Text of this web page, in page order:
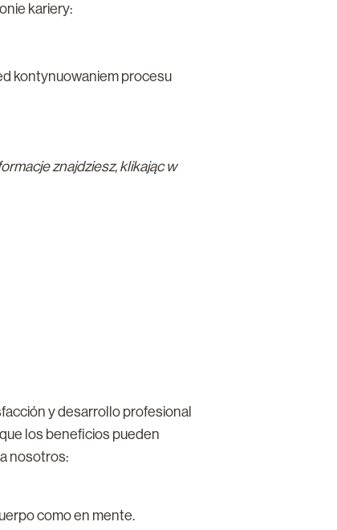
kariery:
kontynuowaniem procesu
znajdziesz, klikając w
y desarrollo profesional
los beneficios pueden
nosotros:
como en mente.